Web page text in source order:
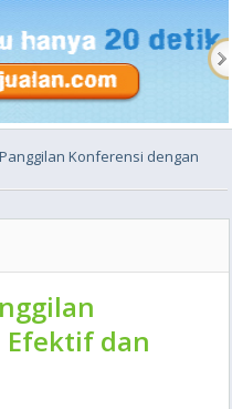
Konferensi dengan
Efektif dan